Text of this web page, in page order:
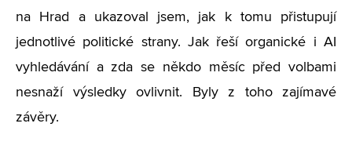
na Hrad a ukazoval jsem, jak k tomu přistupují
jednotlivé politické strany. Jak řeší organické i AI
vyhledávání a zda se někdo měsíc před volbami
nesnaží výsledky ovlivnit. Byly z toho zajímavé
závěry.